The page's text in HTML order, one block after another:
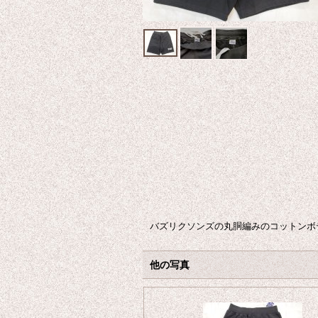
バズリクソンズの丸胴編みのコットン
他の写真